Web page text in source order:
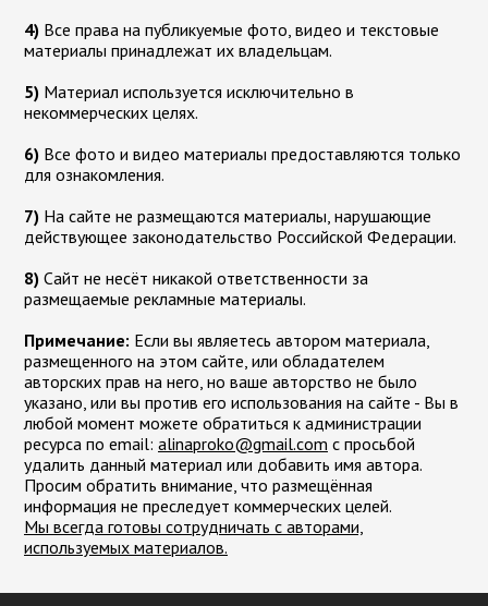
4) Все права на публикуемые фото, видео и текстовые
материалы принадлежат их владельцам.
5) Материал используется исключительно в
некоммерческих целях.
6) Все фото и видео материалы предоставляются только
для ознакомления.
7) На сайте не размещаются материалы, нарушающие
действующее законодательство Российской Федерации.
8) Сайт не несёт никакой ответственности за
размещаемые рекламные материалы.
Примечание: Если вы являетесь автором материала,
размещенного на этом сайте, или обладателем
авторских прав на него, но ваше авторство не было
указано, или вы против его использования на сайте - Вы в
любой момент можете обратиться к администрации
ресурса по email: moc.liamg@okorpanila с просьбой
удалить данный материал или добавить имя автора.
Просим обратить внимание, что размещённая
информация не преследует коммерческих целей.
Мы всегда готовы сотрудничать с авторами,
используемых материалов.